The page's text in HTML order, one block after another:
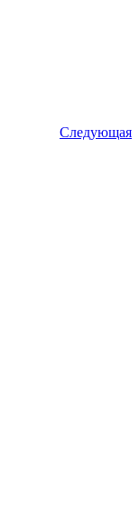
Следующая